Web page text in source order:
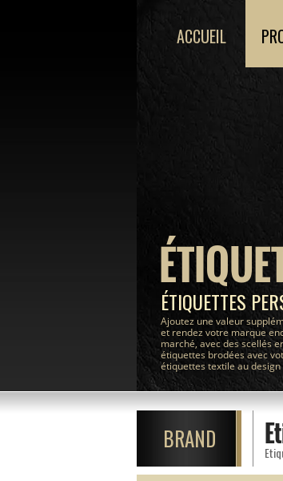
ÉTIQUETTES
Ajoutez une valeur
et rendez votre marque
marché, avec des scellés
étiquettes brodées avec
étiquettes textile au
ACCUEIL
BRAND